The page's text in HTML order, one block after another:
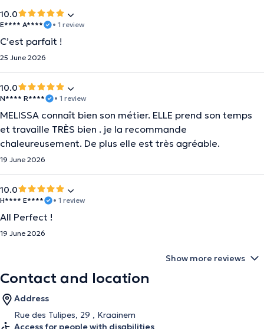
10.0
E**** A**** • 1 review
C’est parfait !
25 June 2026
10.0
N**** R**** • 1 review
MELISSA connaît bien son métier. ELLE prend son temps
et travaille TRÈS bien . je la recommande
chaleureusement. De plus elle est très agréable.
19 June 2026
10.0
H**** E**** • 1 review
All Perfect !
19 June 2026
Show more reviews
Contact and location
Address
Rue des Tulipes, 29 , Kraainem
Access for people with disabilities